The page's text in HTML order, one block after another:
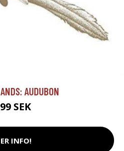
AUDUBON
SEK
INFO!